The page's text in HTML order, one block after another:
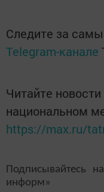
Следите за
Telegram-канале
Читайте
национальном
https://max.ru/
Подписывайтесь
информ»